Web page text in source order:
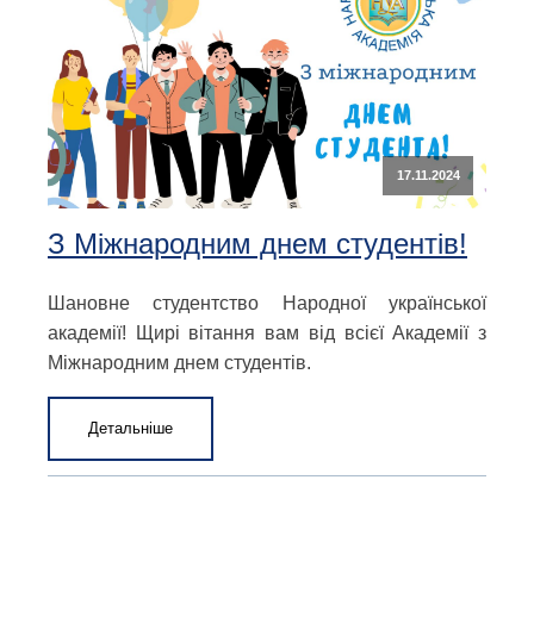
17.11.2024
З Міжнародним днем студентів!
Шановне студентство Народної української
академії! Щирі вітання вам від всієї Академії з
Міжнародним днем студентів.
Детальніше